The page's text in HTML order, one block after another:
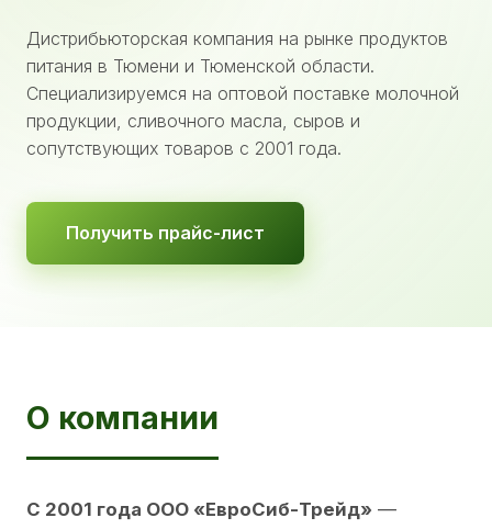
Дистрибьюторская компания на рынке продуктов
питания в Тюмени и Тюменской области.
Специализируемся на оптовой поставке молочной
продукции, сливочного масла, сыров и
сопутствующих товаров с 2001 года.
Получить прайс-лист
О компании
С 2001 года ООО «ЕвроСиб-Трейд» —